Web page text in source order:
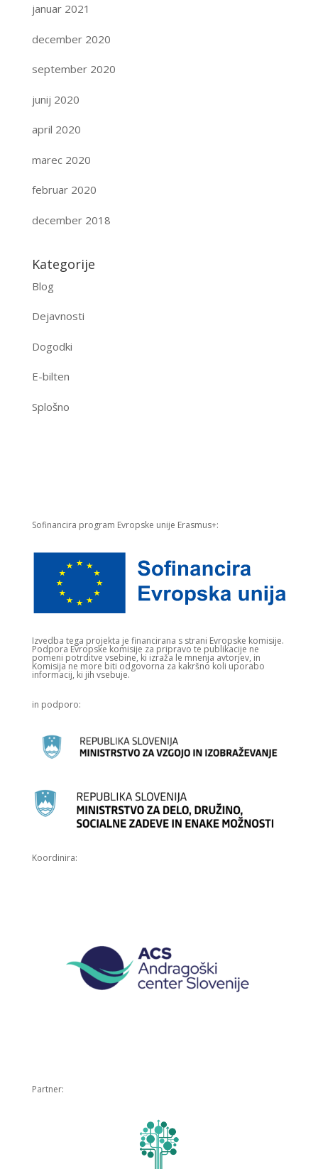
januar 2021
december 2020
september 2020
junij 2020
april 2020
marec 2020
februar 2020
december 2018
Kategorije
Blog
Dejavnosti
Dogodki
E-bilten
Splošno
Sofinancira program Evropske unije Erasmus+:
Izvedba tega projekta je financirana s strani Evropske komisije.​
Podpora Evropske komisije za pripravo te publikacije ne
pomeni potrditve vsebine, ki izraža le mnenja avtorjev, in
Komisija ne more biti odgovorna za kakršno koli uporabo
informacij, ki jih vsebuje.
in podporo:
Koordinira:
Partner: